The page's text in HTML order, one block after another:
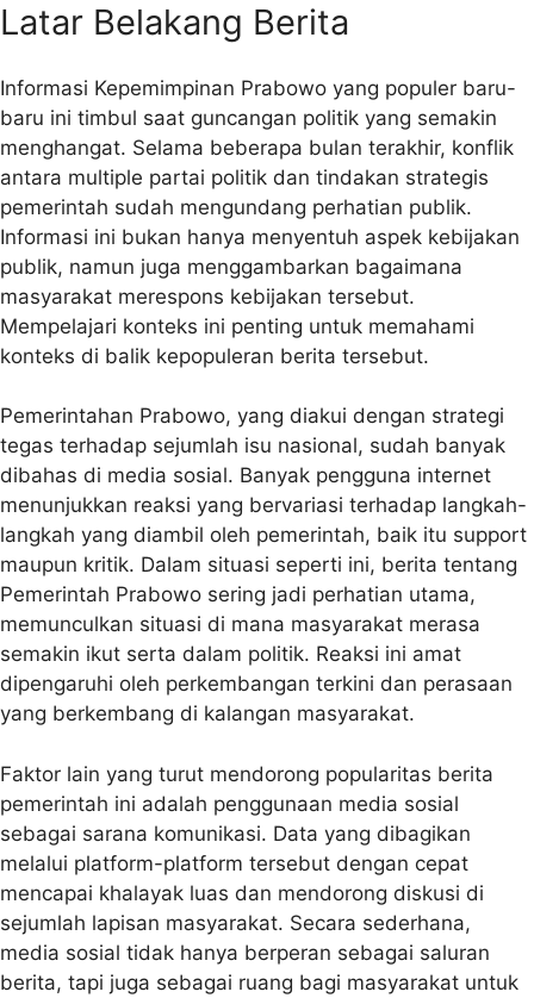
Latar Belakang Berita
Informasi Kepemimpinan Prabowo yang populer baru-
baru ini timbul saat guncangan politik yang semakin
menghangat. Selama beberapa bulan terakhir, konflik
antara multiple partai politik dan tindakan strategis
pemerintah sudah mengundang perhatian publik.
Informasi ini bukan hanya menyentuh aspek kebijakan
publik, namun juga menggambarkan bagaimana
masyarakat merespons kebijakan tersebut.
Mempelajari konteks ini penting untuk memahami
konteks di balik kepopuleran berita tersebut.
Pemerintahan Prabowo, yang diakui dengan strategi
tegas terhadap sejumlah isu nasional, sudah banyak
dibahas di media sosial. Banyak pengguna internet
menunjukkan reaksi yang bervariasi terhadap langkah-
langkah yang diambil oleh pemerintah, baik itu support
maupun kritik. Dalam situasi seperti ini, berita tentang
Pemerintah Prabowo sering jadi perhatian utama,
memunculkan situasi di mana masyarakat merasa
semakin ikut serta dalam politik. Reaksi ini amat
dipengaruhi oleh perkembangan terkini dan perasaan
yang berkembang di kalangan masyarakat.
Faktor lain yang turut mendorong popularitas berita
pemerintah ini adalah penggunaan media sosial
sebagai sarana komunikasi. Data yang dibagikan
melalui platform-platform tersebut dengan cepat
mencapai khalayak luas dan mendorong diskusi di
sejumlah lapisan masyarakat. Secara sederhana,
media sosial tidak hanya berperan sebagai saluran
berita, tapi juga sebagai ruang bagi masyarakat untuk